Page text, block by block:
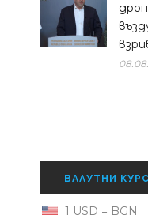
ВАЛУТНИ
1 USD = BGN